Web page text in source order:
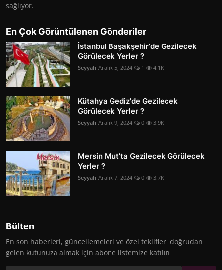
sağlıyor.
En Çok Görüntülenen Gönderiler
İstanbul Başakşehir'de Gezilecek
Görülecek Yerler ?
Seyyah Aralık 5, 2024 1 4.1K
Kütahya Gediz'de Gezilecek
Görülecek Yerler ?
Seyyah Aralık 9, 2024 0 3.9K
Mersin Mut’ta Gezilecek Görülecek
Yerler ?
Seyyah Aralık 7, 2024 0 3.7K
Bülten
En son haberleri, güncellemeleri ve özel teklifleri doğrudan
gelen kutunuza almak için abone listemize katılın